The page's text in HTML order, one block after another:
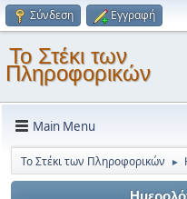
Σύνδεση Εγγραφή
Το Στέκι των
Πληροφορικών
Main Menu
Το Στέκι των Πληροφορικών ►